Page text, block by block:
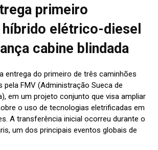
primeiro
híbrido elétrico-diesel
cabine blindada
entrega do primeiro de três caminhões
pela FMV (Administração Sueca de
em um projeto conjunto que visa ampliar
o uso de tecnologias eletrificadas em
A transferência inicial ocorreu durante o
um dos principais eventos globais de